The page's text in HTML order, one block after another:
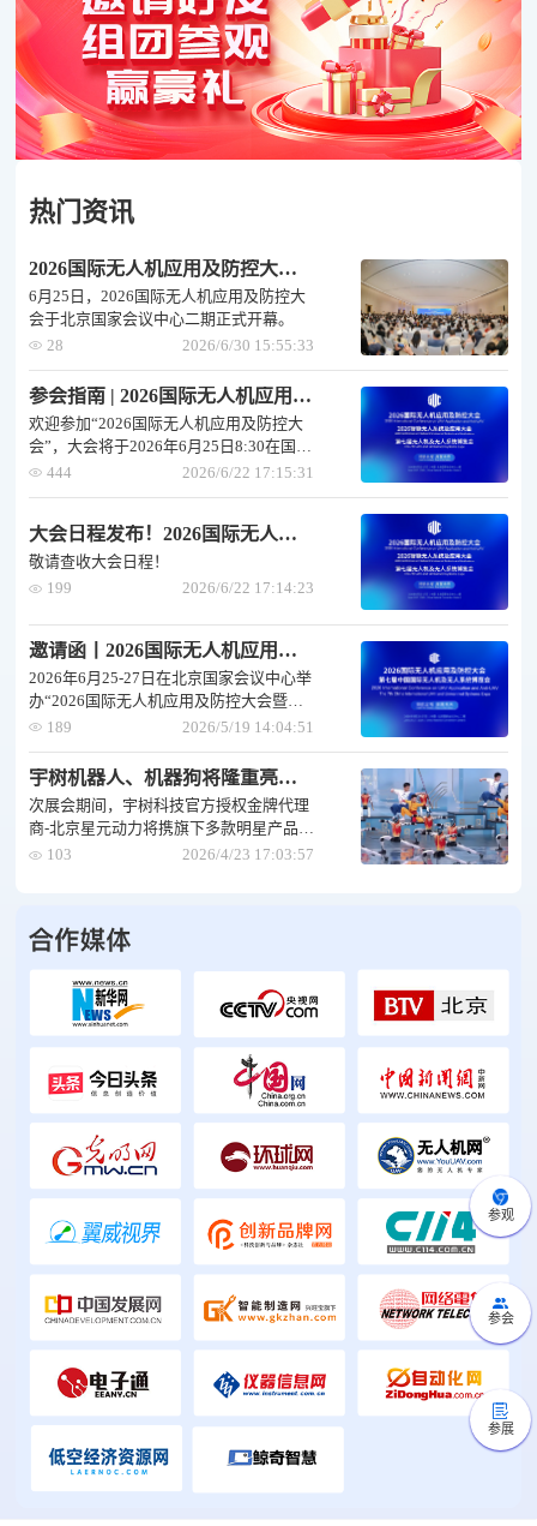
热门资讯
2026国际无人机应用及防控大会在京启幕，赋能万亿低空经济新发展
6月25日，2026国际无人机应用及防控大
会于北京国家会议中心二期正式开幕。
28
2026/6/30 15:55:33
参会指南 | 2026国际无人机应用及防控大会
欢迎参加“2026国际无人机应用及防控大
会”，大会将于2026年6月25日8:30在国家
会议中心二期准时召开。
444 2026/6/22 17:15:31
大会日程发布！2026国际无人机应用及防控大会6月25日即将开幕！
敬请查收大会日程！
199
2026/6/22 17:14:23
邀请函丨2026国际无人机应用及防控大会6月25日邀您共聚北京
2026年6月25-27日在北京国家会议中心举
办“2026国际无人机应用及防控大会暨第
七届中国国际无人机及无人系统博览会”
189 2026/5/19 14:04:51
宇树机器人、机器狗将隆重亮相2026国际无人机应用及防控大会
次展会期间，宇树科技官方授权金牌代理
商-北京星元动力将携旗下多款明星产品与
解决方案登场，展现其在运动控制、环境
103 2026/4/23 17:03:57
参观
参会
参展